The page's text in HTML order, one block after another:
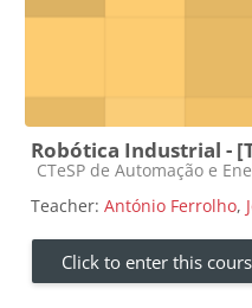
Robótica Industrial -
Course category
CTeSP de Automação e
Teacher: António Ferrolho,
Click to enter this